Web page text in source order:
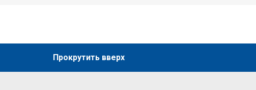
Прокрутить вверх